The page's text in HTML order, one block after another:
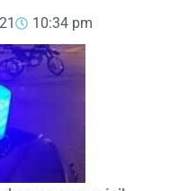
10:34 pm